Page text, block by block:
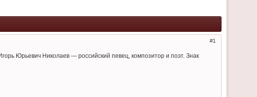
1
Юрьевич Николаев — российский певец, композитор и поэт. Знак